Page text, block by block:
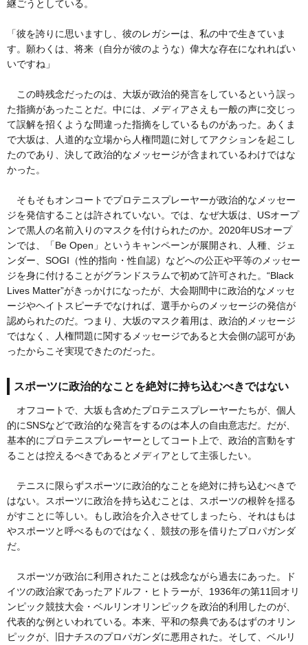
継ごうとしている。
「彼を誇りに思いますし、彼のレガシーは、私の中で生きていま
す。願わくは、将来（自分が彼のような）偉大な存在になれればい
いですね」
この時残念だったのは、大坂が政治的発言をしているという誤っ
た指摘があったことだ。中には、メディアさえも一般の声に交じっ
て誤解を招くような間違った指摘をしているものがあった。あくま
で大坂は、人道的な立場から人権問題に対してアクションを起こし
たのであり、決して政治的なメッセージが含まれているわけではな
かった。
そもそもオンコートでプロテニスプレーヤーが政治的なメッセー
ジを発信することは許されていない。では、なぜ大坂は、USオープ
ンで黒人の名前入りのマスクを付けられたのか。2020年USオープ
ンでは、「Be Open」というキャンペーンが展開され、人種、ジェ
ンダー、SOGI（性的指向・性自認）などへの公正や平等のメッセー
ジを身に付けることがグランドスラムで初めて許可された。“Black
Lives Matter”がきっかけになったが、大会期間中に政治的なメッセ
ージやヘイトスピーチでなければ、選手からのメッセージの発信が
認められたのだ。つまり、大坂のマスク着用は、政治的メッセージ
ではなく、人権問題に関するメッセージであると大会側の認可があ
ったからこそ実現できたのだった。
スポーツに政治的なことを絶対に持ち込むべきではない
オフコートで、大坂も含めたプロテニスプレーヤーたちが、個人
的にSNSなどで政治的な発言をするのは本人の自由意志だ。だが、
基本的にプロテニスプレーヤーとしてコート上で、政治的言動をす
ることは控えるべきであるとメディアとして主張したい。
テニスに限らずスポーツに政治的なことを絶対に持ち込むべきで
はない。スポーツに政治を持ち込むことは、スポーツの根幹を揺る
がすことに等しい。もし政治を介入させてしまったら、それはもは
やスポーツと呼べるものではなく、競技の形を借りたプロパガンダ
だ。
スポーツが政治に利用されたことは残念ながら過去にあった。ド
イツの政治家であったアドルフ・ヒトラーが、1936年の第11回オリ
ンピック競技大会・ベルリンオリンピックを政治的利用したのが、
代表的な例といわれている。本来、平和の祭典であるはずのオリン
ピックが、旧ナチスのプロパガンダに悪用された。そして、ベルリ